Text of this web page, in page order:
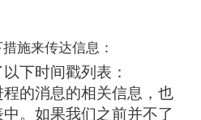
施来传达信息：
下时间戳列表：
的消息的相关信息，也
。如果我们之前并不了